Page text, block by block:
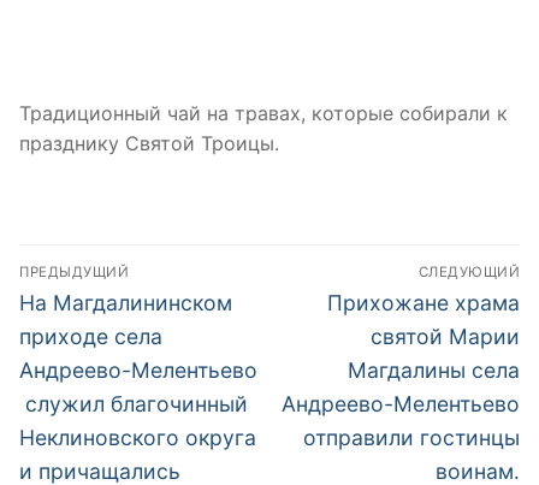
Традиционный чай на травах, которые собирали к
празднику Святой Троицы.
Навигация
по
записям
ПРЕДЫДУЩИЙ
Предыдущая
запись:
На Магдалининском
приходе села
Андреево-Мелентьево
служил благочинный
Неклиновского округа
и причащались
СЛЕДУЮЩИЙ
Следующая
запись:
Прихожане храма
святой Марии
Магдалины села
Андреево-Мелентьево
отправили гостинцы
воинам.